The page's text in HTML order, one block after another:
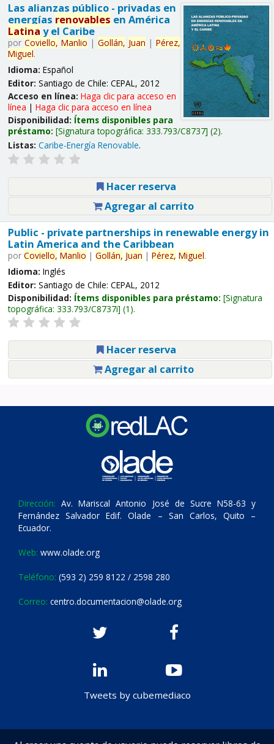
Las alianzas público - privadas en
energías renovables en América
Latina y el Caribe
por Coviello, Manlio | Gollán, Juan | Pérez,
Miguel.
Idioma: Español
Editor: Santiago de Chile: CEPAL, 2012
Acceso en línea: Haga clic para acceso en
línea | Haga clic para acceso en línea
Disponibilidad: Ítems disponibles para
préstamo: Signatura topográfica: 333.793/C8737 (2).
Listas: Caribe-Energía Renovable.
Hacer reserva
Agregar al carrito
Public - private partnerships in renewable energy in
Latin America and the Caribbean
por Coviello, Manlio | Gollán, Juan | Pérez, Miguel.
Idioma: Inglés
Editor: Santiago de Chile: CEPAL, 2012
Disponibilidad: Ítems disponibles para préstamo: Signatura
topográfica: 333.793/C8737i (1).
Hacer reserva
Agregar al carrito
Dirección: Av. Mariscal Antonio José de Sucre N58-63 y
Fernández Salvador Edif. Olade – San Carlos, Quito –
Ecuador.
Web: www.olade.org
Teléfono: (593 2) 259 8122 / 2598 280
Correo: centro.documentacion@olade.org
Tweets by cubemediaco